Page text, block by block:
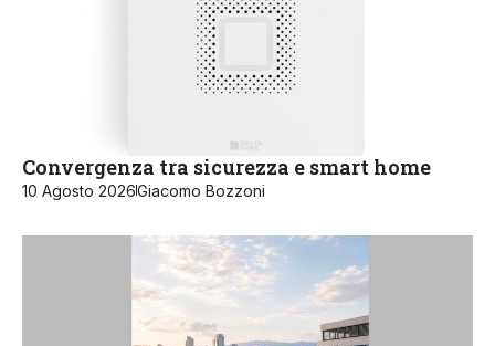
Convergenza tra sicurezza e smart home
10 Agosto 2026Giacomo Bozzoni